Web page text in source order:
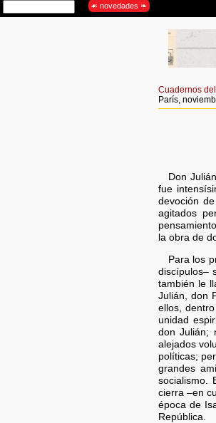
Cuadernos
París,
Don
fue
devoción
agitados
la obra de
Para los
discípulos–
también le
Julián, don
ellos,
unidad
don Julián;
alejados
políticas;
grandes
socialismo.
cierra –en
época de
República.